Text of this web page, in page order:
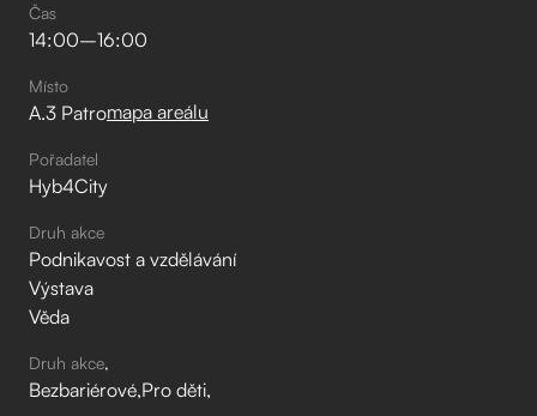
Čas
14:00–⁠16:00
Místo
A.3 Patromapa areálu
Pořadatel
Hyb4City
Druh akce
Podnikavost a vzdělávání
Výstava
Věda
Druh akce
Bezbariérové Pro děti